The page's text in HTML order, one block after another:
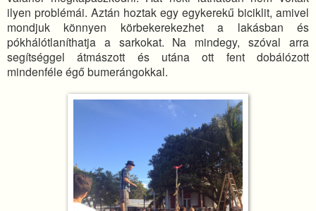
ilyen problémái. Aztán hoztak egy egykerekű biciklit, amivel
mondjuk könnyen körbekerekezhet a lakásban és
pókhálótlaníthatja a sarkokat. Na mindegy, szóval arra
segítséggel átmászott és utána ott fent dobálózott
mindenféle égő bumerángokkal.